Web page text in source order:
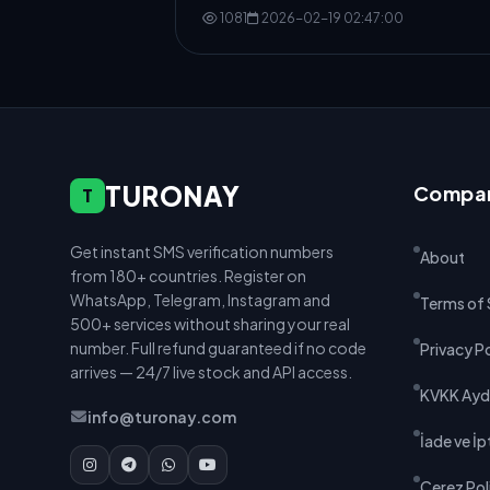
1081 2026-02-19 02:47:00
T TURONAY
Get instant SMS verification numbers
from 180+ countries. Register on
WhatsApp, Telegram, Instagram and
500+ services without sharing your real
number. Full refund guaranteed if no code
arrives — 24/7 live stock and API access.
info@turonay.com
About
Terms of
Privacy
KVKK
İade ve